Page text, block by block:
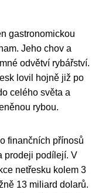
gastronomickou
Jeho chov a
odvětví rybářství.
lovil hojně již po
celého světa a
rybou.
finančních přínosů
prodeji podílejí. V
netřesku kolem 3
13 miliard dolarů.